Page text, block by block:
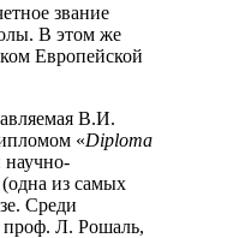
звание
В этом же
Европейской
В.И.
«Diploma
научно-
из самых
Среди
проф. Л. Рошаль,